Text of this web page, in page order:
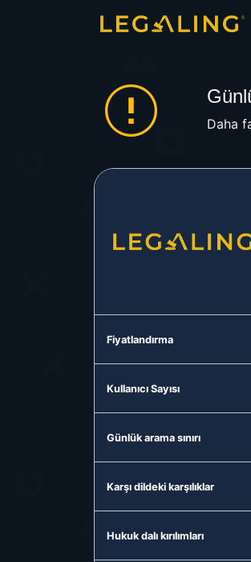
Daha
Fiyatlandırma
Kullanıcı Sayısı
Günlük arama sınırı
Karşı dildeki karşılıklar
Hukuk dalı kırılımları